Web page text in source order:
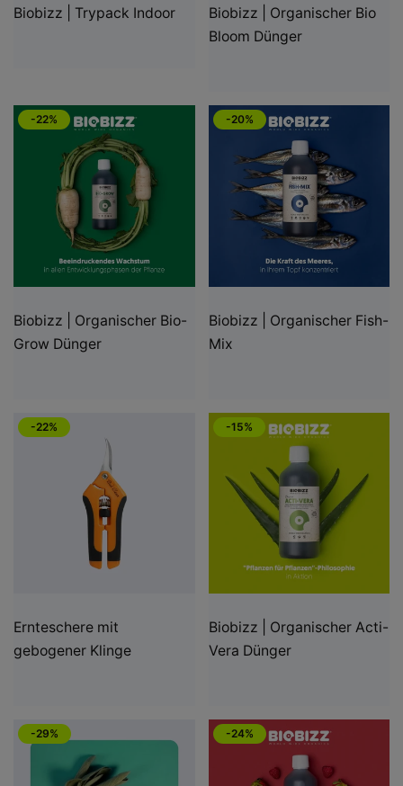
Biobizz | Trypack Indoor
Biobizz | Organischer Bio
Bloom Dünger
-22%
Biobizz | Organischer Bio-
Grow Dünger
-20%
Biobizz | Organischer Fish-
Mix
-22%
Ernteschere mit
gebogener Klinge
-15%
Biobizz | Organischer Acti-
Vera Dünger
-29% -24%